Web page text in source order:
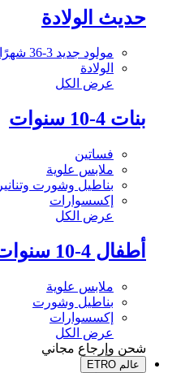
حديث الولادة
مولود جديد 3-36 شهرًا
الولادة
عرض الكل
بنات 4-10 سنوات
فساتين
ملابس علوية
بناطيل وشورت وتنانير
إكسسوارات
عرض الكل
أطفال 4-10 سنوات
ملابس علوية
بناطيل وشورت
إكسسوارات
عرض الكل
شحن وإرجاع مجاني
عالم ETRO